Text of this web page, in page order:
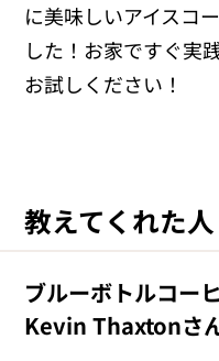
に美味しいアイスコ
した！お家ですぐ実
お試しください！
教えてくれた人
ブルーボトルコー
Kevin Thaxtonさ